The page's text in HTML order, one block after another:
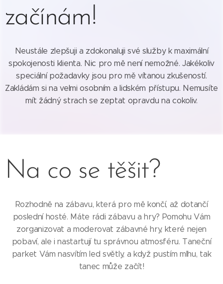
začínám!
Neustále zlepšuji a zdokonaluji své služby k maximální
spokojenosti klienta. Nic pro mě není nemožné. Jakékoliv
speciální požadavky jsou pro mě vítanou zkušeností.
Zakládám si na velmi osobním a lidském přístupu. Nemusíte
mít žádný strach se zeptat opravdu na cokoliv.
Na co se těšit?
Rozhodně na zábavu, která pro mě končí, až dotančí
poslední hosté. Máte rádi zábavu a hry? Pomohu Vám
zorganizovat a moderovat zábavné hry, které nejen
pobaví, ale i nastartují tu správnou atmosféru. Taneční
parket Vám nasvítím led světly, a když pustím mlhu, tak
tanec může začít!